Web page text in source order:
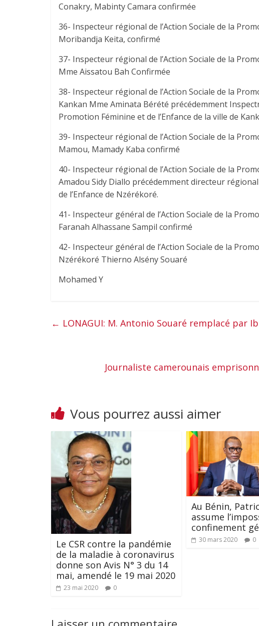
Conakry, Mabinty Camara confirmée
36- Inspecteur régional de l’Action Sociale de la
Moribandja Keita, confirmé
37- Inspecteur régional de l’Action Sociale de la
Mme Aissatou Bah Confirmée
38- Inspecteur régional de l’Action Sociale de la
Kankan Mme Aminata Bérété précédemment
Promotion Féminine et de l’Enfance de la ville de
39- Inspecteur régional de l’Action Sociale de la
Mamou, Mamady Kaba confirmé
40- Inspecteur régional de l’Action Sociale de la
Amadou Sidy Diallo précédemment directeur
de l’Enfance de Nzérékoré.
41- Inspecteur général de l’Action Sociale de la
Faranah Alhassane Sampil confirmé
42- Inspecteur général de l’Action Sociale de la
Nzérékoré Thierno Alsény Souaré
Mohamed Y
← LONAGUI: M. Antonio Souaré remplacé par
Journaliste camerounais
Vous pourrez aussi aimer
Le CSR contre la pandémie
de la maladie à coronavirus
donne son Avis N° 3 du 14
mai, amendé le 19 mai 2020
23 mai 2020 0
Au Bénin,
assume
confinement
30 mars 2020 0